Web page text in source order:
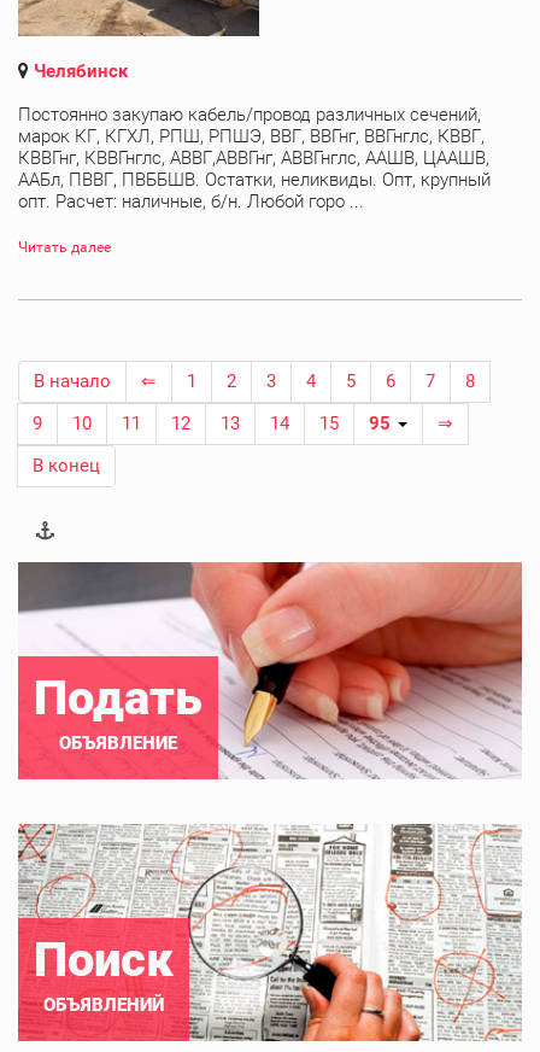
Челябинск
Постоянно закупаю кабель/провод различных сечений,
марок КГ, КГХЛ, РПШ, РПШЭ, ВВГ, ВВГнг, ВВГнглс, КВВГ,
КВВГнг, КВВГнглс, АВВГ,АВВГнг, АВВГнглс, ААШВ, ЦААШВ,
ААБл, ПВВГ, ПВББШВ. Остатки, неликвиды. Опт, крупный
опт. Расчет: наличные, б/н. Любой горо ...
Читать далее
В начало ⇐ 1 2 3 4 5 6 7
8
9
10 11 12 13 14 15 95
⇒
В конец
Подать
ОБЪЯВЛЕНИЕ
Поиск
ОБЪЯВЛЕНИЙ